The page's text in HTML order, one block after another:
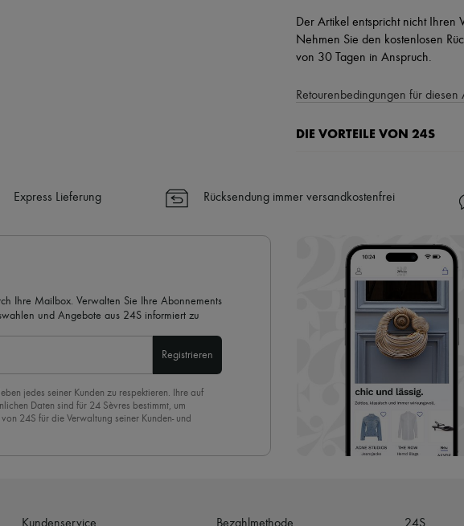
Der Artikel entspricht nicht Ihren
Nehmen Sie den kostenlosen
von 30 Tagen in Anspruch.
Retourenbedingungen für diesen
DIE VORTEILE VON 24S
✓ Expresslieferung in über 100
Mehr erfahren über 24S, ein
Express Lieferung Rücksendung immer versandkostenfrei
Ihre Mailbox. Verwalten Sie Ihre Abonnements
und Angebote aus 24S informiert zu
Registrieren
jedes seiner Kunden zu respektieren. Ihre auf
Daten sind für 24 Sèvres bestimmt, um
24S für die Verwaltung seiner Kunden- und
auf “Abbestellen” am Ende der Seite unserer E-
Kundenservice Bezahlmethode 24S